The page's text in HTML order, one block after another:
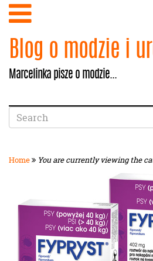
Blog o modzie i
Marcelinka pisze o modzie...
Home You are currently viewing the